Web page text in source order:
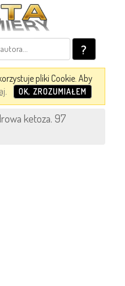
?
pliki Cookie. Aby
. OK, ZROZUMIAŁEM
ketoza. 97